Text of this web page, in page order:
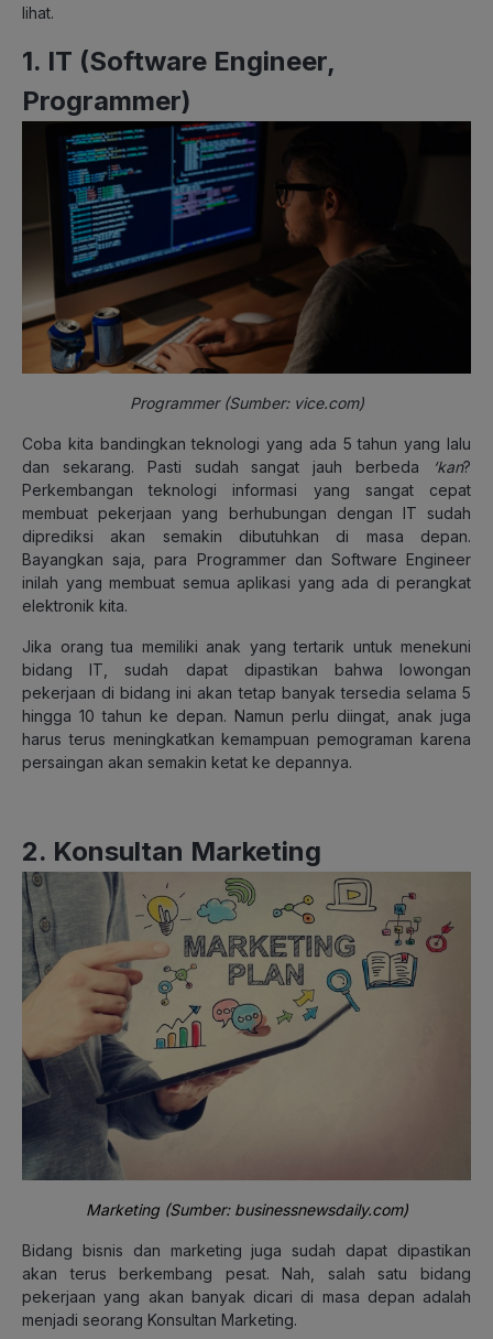
lihat.
1. IT (Software Engineer,
Programmer)
Programmer (Sumber: vice.com)
Coba kita bandingkan teknologi yang ada 5 tahun yang lalu
dan sekarang. Pasti sudah sangat jauh berbeda
‘kan?
Perkembangan teknologi informasi yang sangat cepat
membuat pekerjaan yang berhubungan dengan IT sudah
diprediksi akan semakin dibutuhkan di masa depan.
Bayangkan saja, para Programmer dan Software Engineer
inilah yang membuat semua aplikasi yang ada di perangkat
elektronik kita.
Jika orang tua memiliki anak yang tertarik untuk menekuni
bidang IT, sudah dapat dipastikan bahwa lowongan
pekerjaan di bidang ini akan tetap banyak tersedia selama 5
hingga 10 tahun ke depan. Namun perlu diingat, anak juga
harus terus meningkatkan kemampuan pemograman karena
persaingan akan semakin ketat ke depannya.
2. Konsultan Marketing
Marketing (Sumber: businessnewsdaily.com)
Bidang bisnis dan marketing juga sudah dapat dipastikan
akan terus berkembang pesat. Nah, salah satu bidang
pekerjaan yang akan banyak dicari di masa depan adalah
menjadi seorang Konsultan Marketing.